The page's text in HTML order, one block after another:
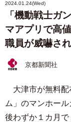
2024.01.24(Wed)
「機動戦士ガ
マアプリで高
職員が威嚇さ
京都新聞社
大津市が無料配
ム」のマンホー
後わずか１カ月